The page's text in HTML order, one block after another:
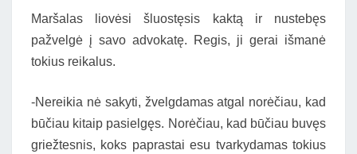
Maršalas liovėsi šluostęsis kaktą ir nustebęs
pažvelgė į savo advokatę. Regis, ji gerai išmanė
tokius reikalus.
-Nereikia nė sakyti, žvelgdamas atgal norėčiau, kad
būčiau kitaip pasielgęs. Norėčiau, kad būčiau buvęs
griežtesnis, koks paprastai esu tvarkydamas tokius